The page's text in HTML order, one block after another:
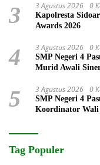
3 3 Agustus 2026 0
Kapolresta
Awards 2026
4 3 Agustus 2026 0
SMP Negeri 4
Murid Awali
5 3 Agustus 2026 0
SMP Negeri 4
Koordinator Wali
Tag Populer